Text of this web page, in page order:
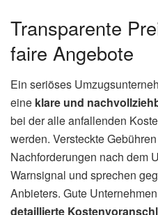
Transparente
faire Angebote
Ein seriöses
eine klare und
bei der alle anfallenden
werden. Versteckte
Nachforderungen nach dem
Warnsignal und sprechen
Anbieters. Gute
detaillierte